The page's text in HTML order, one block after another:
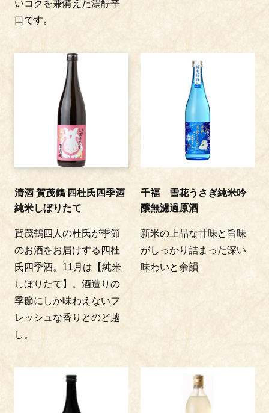
いコクを兼備えた濃醇辛
口です。
清酒 賀茂鶴 四杜氏四季酒
純米しぼりたて
賀茂鶴四人の杜氏が季節
のお酒をお届けする四杜
氏四季酒。11月は【純米
しぼりたて】。酒造りの
季節にしか味わえないフ
レッシュな香りとのど越
し。
千福 雪花うさぎ純米吟
醸無濾過原酒
新米の上品な甘味と旨味
がしっかり詰まった深い
味わいと余韻